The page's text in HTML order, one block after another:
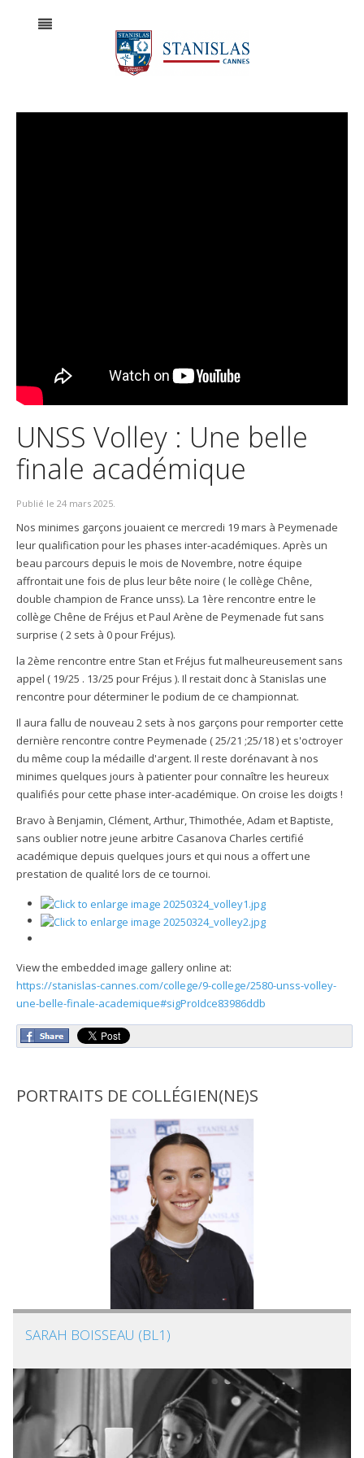
UNSS Volley : Une belle
finale académique
Publié le 24 mars 2025
Nos minimes garçons jouaient ce mercredi 19 mars à Peymenade
leur qualification pour les phases inter-académiques. Après un
beau parcours depuis le mois de Novembre, notre équipe
affrontait une fois de plus leur bête noire ( le collège Chêne,
double champion de France unss). La 1ère rencontre entre le
collège Chêne de Fréjus et Paul Arène de Peymenade fut sans
surprise ( 2 sets à 0 pour Fréjus).
la 2ème rencontre entre Stan et Fréjus fut malheureusement sans
appel ( 19/25 . 13/25 pour Fréjus ). Il restait donc à Stanislas une
rencontre pour déterminer le podium de ce championnat.
Il aura fallu de nouveau 2 sets à nos garçons pour remporter cette
dernière rencontre contre Peymenade ( 25/21 ;25/18 ) et s'octroyer
du même coup la médaille d'argent. Il reste dorénavant à nos
minimes quelques jours à patienter pour connaître les heureux
qualifiés pour cette phase inter-académique. On croise les doigts !
Bravo à Benjamin, Clément, Arthur, Thimothée, Adam et Baptiste,
sans oublier notre jeune arbitre Casanova Charles certifié
académique depuis quelques jours et qui nous a offert une
prestation de qualité lors de ce tournoi.
View the embedded image gallery online at:
https://stanislas-cannes.com/college/9-college/2580-unss-volley-
une-belle-finale-academique#sigProIdce83986ddb
PORTRAITS DE COLLÉGIEN(NE)S
SARAH BOISSEAU (BL1)